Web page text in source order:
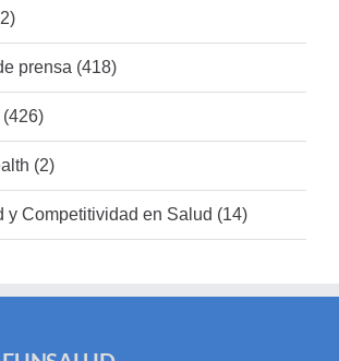
prensa (418)
(2)
y Competitividad en Salud (14)